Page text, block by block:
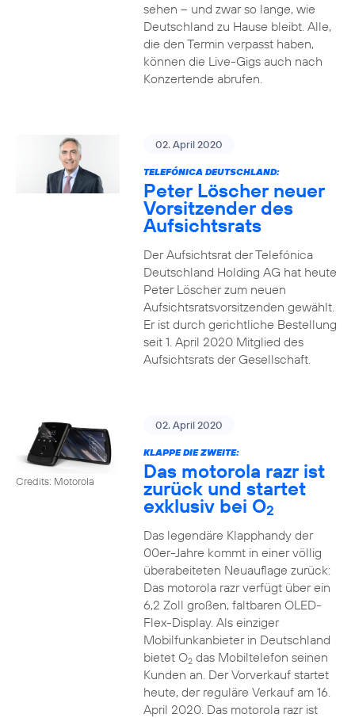
sehen – und zwar so lange, wie
Deutschland zu Hause bleibt. Alle,
die den Termin verpasst haben,
können die Live-Gigs auch nach
Konzertende abrufen.
02. April 2020
TELEFÓNICA DEUTSCHLAND:
Peter Löscher neuer
Vorsitzender des
Aufsichtsrats
Der Aufsichtsrat der Telefónica
Deutschland Holding AG hat heute
Peter Löscher zum neuen
Aufsichtsratsvorsitzenden gewählt.
Er ist durch gerichtliche Bestellung
seit 1. April 2020 Mitglied des
Aufsichtsrats der Gesellschaft.
Credits: Motorola
02. April 2020
KLAPPE DIE ZWEITE:
Das motorola razr ist
zurück und startet
exklusiv bei O2
Das legendäre Klapphandy der
00er-Jahre kommt in einer völlig
überabeiteten Neuauflage zurück:
Das motorola razr verfügt über ein
6,2 Zoll großen, faltbaren OLED-
Flex-Display. Als einziger
Mobilfunkanbieter in Deutschland
bietet O2das Mobiltelefon seinen
Kunden an. Der Vorverkauf startet
heute, der reguläre Verkauf am 16.
April 2020. Das motorola razr ist